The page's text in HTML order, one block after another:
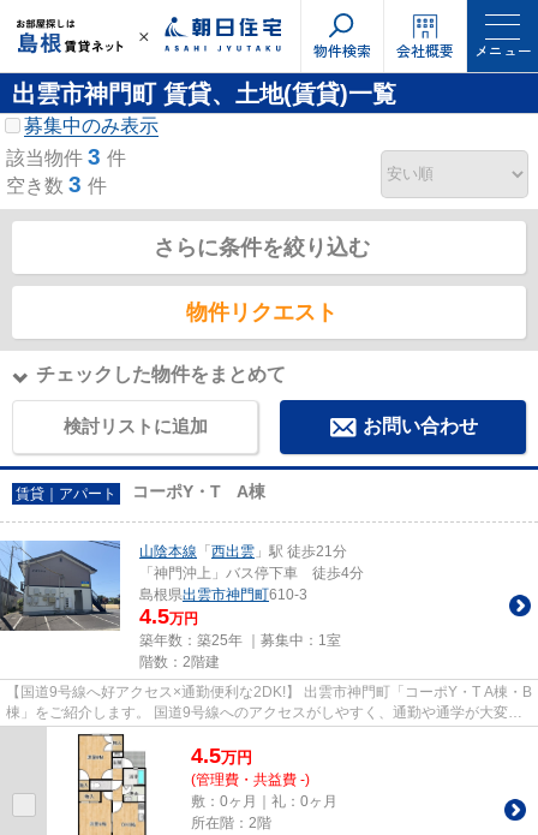
物件検索 会社概要 メニュー
出雲市神門町 賃貸、土地(賃貸)一覧
募集中のみ表示
該当物件 3 件
空き数 3 件
さらに条件を絞り込む
物件リクエスト
チェックした物件をまとめて
検討リストに追加 お問い合わせ
賃貸｜アパート コーポY・T A棟
山陰本線 「 西出雲 」駅 徒歩21分
「神門沖上」バス停下車 徒歩4分
島根県出雲市神門町610-3
4.5万円
築年数：築25年 ｜募集中： 1室
階数：2階建
【国道9号線へ好アクセス×通勤便利な2DK!】 出雲市神門町「コーポY・T A棟・B
棟」をご紹介します。 国道9号線へのアクセスがしやすく、通勤や通学が大変便
利です。 2DKの使いやすい間...
4.5万円
(管理費・共益費 -)
敷：0ヶ月｜礼：0ヶ月
所在階：2階